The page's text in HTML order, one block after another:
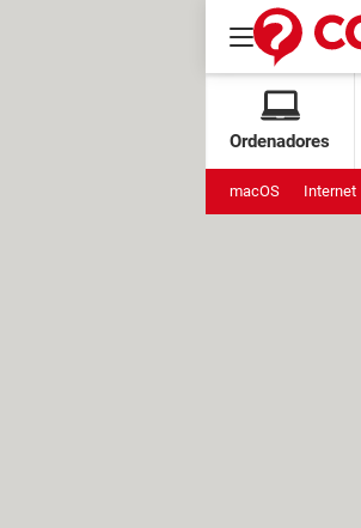
Ordenadores
macOS Internet